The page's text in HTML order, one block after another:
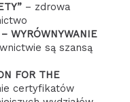
– zdrowa
WYRÓWNYWANIE
są szansą
FOR THE
certyfikatów